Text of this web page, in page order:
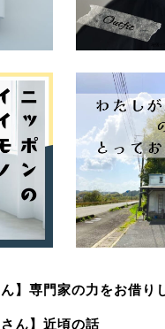
ん】専門家の力をお借り
ん】近頃の話